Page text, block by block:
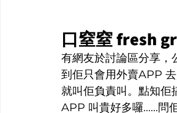
口窒窒 fresh
有網友於討論區分享
到佢只會用外賣APP
就叫佢負責叫。點知佢
APP 叫貴好多囉......問